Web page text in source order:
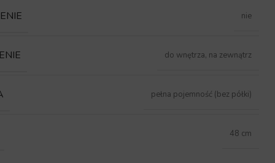
nie
do wnętrza, na zewnątrz
pełna pojemność (bez półki)
48 cm